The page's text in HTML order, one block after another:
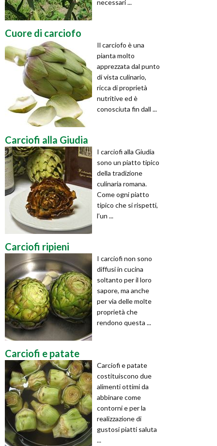
necessari ...
Cuore di carciofo
Il carciofo è una
pianta molto
apprezzata dal punto
di vista culinario,
ricca di proprietà
nutritive ed è
conosciuta fin dall ...
Carciofi alla Giudia
I carciofi alla Giudia
sono un piatto tipico
della tradizione
culinaria romana.
Come ogni piatto
tipico che si rispetti,
l’un ...
Carciofi ripieni
I carciofi non sono
diffusi in cucina
soltanto per il loro
sapore, ma anche
per via delle molte
proprietà che
rendono questa ...
Carciofi e patate
Carciofi e patate
costituiscono due
alimenti ottimi da
abbinare come
contorni e per la
realizzazione di
gustosi piatti saluta
...